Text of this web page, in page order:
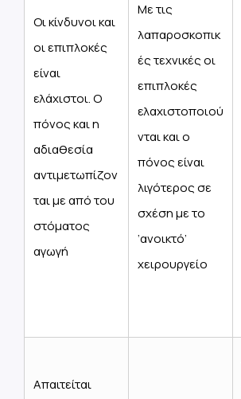
Οι κίνδυνοι και
οι επιπλοκές
είναι
ελάχιστοι. Ο
πόνος και η
αδιαθεσία
αντιμετωπίζον
ται με από του
στόματος
αγωγή
Με τις
λαπαροσκοπικ
ές τεχνικές οι
επιπλοκές
ελαχιστοποιού
νται και ο
πόνος είναι
λιγότερος σε
σχέση με το
‘ανοικτό’
χειρουργείο
Απαιτείται